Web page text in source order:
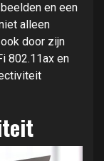
en een
alleen
door zijn
802.11ax en